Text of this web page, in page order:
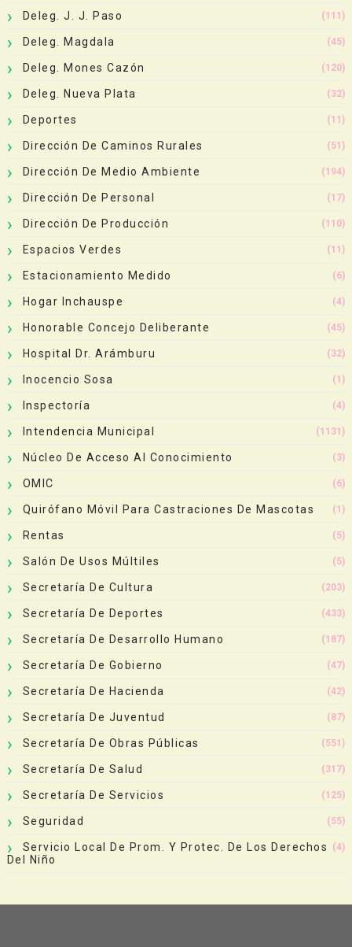
Deleg. J. J. Paso (111)
Deleg. Magdala (45)
Deleg. Mones Cazón (120)
Deleg. Nueva Plata (32)
Deportes (11)
Dirección De Caminos Rurales (51)
Dirección De Medio Ambiente (194)
Dirección De Personal (17)
Dirección De Producción (110)
Espacios Verdes (11)
Estacionamiento Medido (6)
Hogar Inchauspe (4)
Honorable Concejo Deliberante (45)
Hospital Dr. Arámburu (32)
Inocencio Sosa (1)
Inspectoría (4)
Intendencia Municipal (1131)
Núcleo De Acceso Al Conocimiento (3)
OMIC (6)
Quirófano Móvil Para Castraciones De Mascotas (1)
Rentas (5)
Salón De Usos Múltiles (5)
Secretaría De Cultura (203)
Secretaría De Deportes (433)
Secretaría De Desarrollo Humano (187)
Secretaría De Gobierno (47)
Secretaría De Hacienda (42)
Secretaría De Juventud (87)
Secretaría De Obras Públicas (551)
Secretaría De Salud (317)
Secretaría De Servicios (125)
Seguridad (55)
Servicio Local De Prom. Y Protec. De Los Derechos
Del Niño
(4)